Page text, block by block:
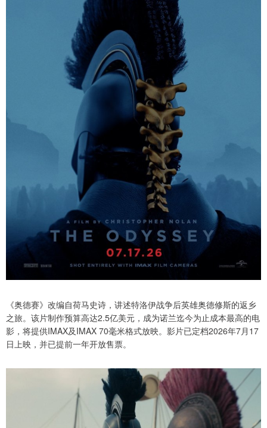
《奥德赛》改编自荷马史诗，讲述特洛伊战争后英雄奥德修斯的返乡
之旅。该片制作预算高达2.5亿美元，成为诺兰迄今为止成本最高的电
影，将提供IMAX及IMAX 70毫米格式放映。影片已定档2026年7月17
日上映，并已提前一年开放售票。